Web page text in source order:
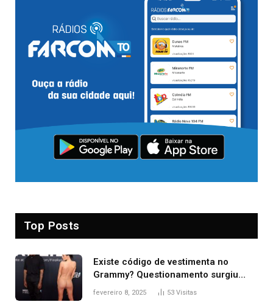
Top Posts
Existe código de vestimenta no
Grammy? Questionamento surgiu
após Bianca Censori, mulher de
fevereiro 8, 2025 53 Visitas